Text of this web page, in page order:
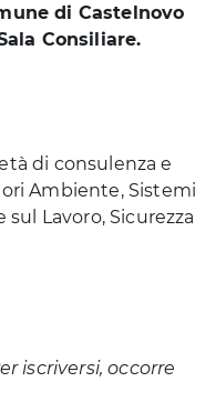
di Castelnovo
Consiliare.
di consulenza e
Ambiente, Sistemi
Lavoro, Sicurezza
iscriversi, occorre